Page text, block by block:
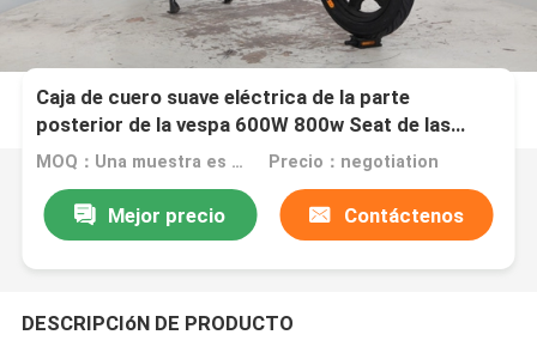
Caja de cuero suave eléctrica de la parte
posterior de la vespa 600W 800w Seat de las
señoras frescas negras del color
MOQ：Una muestra es agradable Precio：negotiation
Mejor precio Contáctenos
DESCRIPCIóN DE PRODUCTO